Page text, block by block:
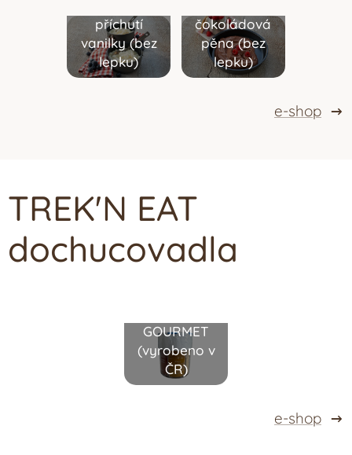
příchutí
vanilky (bez
lepku)
čokoládová
pěna (bez
lepku)
e-shop
TREK'N EAT
dochucovadla
GOURMET
(vyrobeno v
ČR)
e-shop